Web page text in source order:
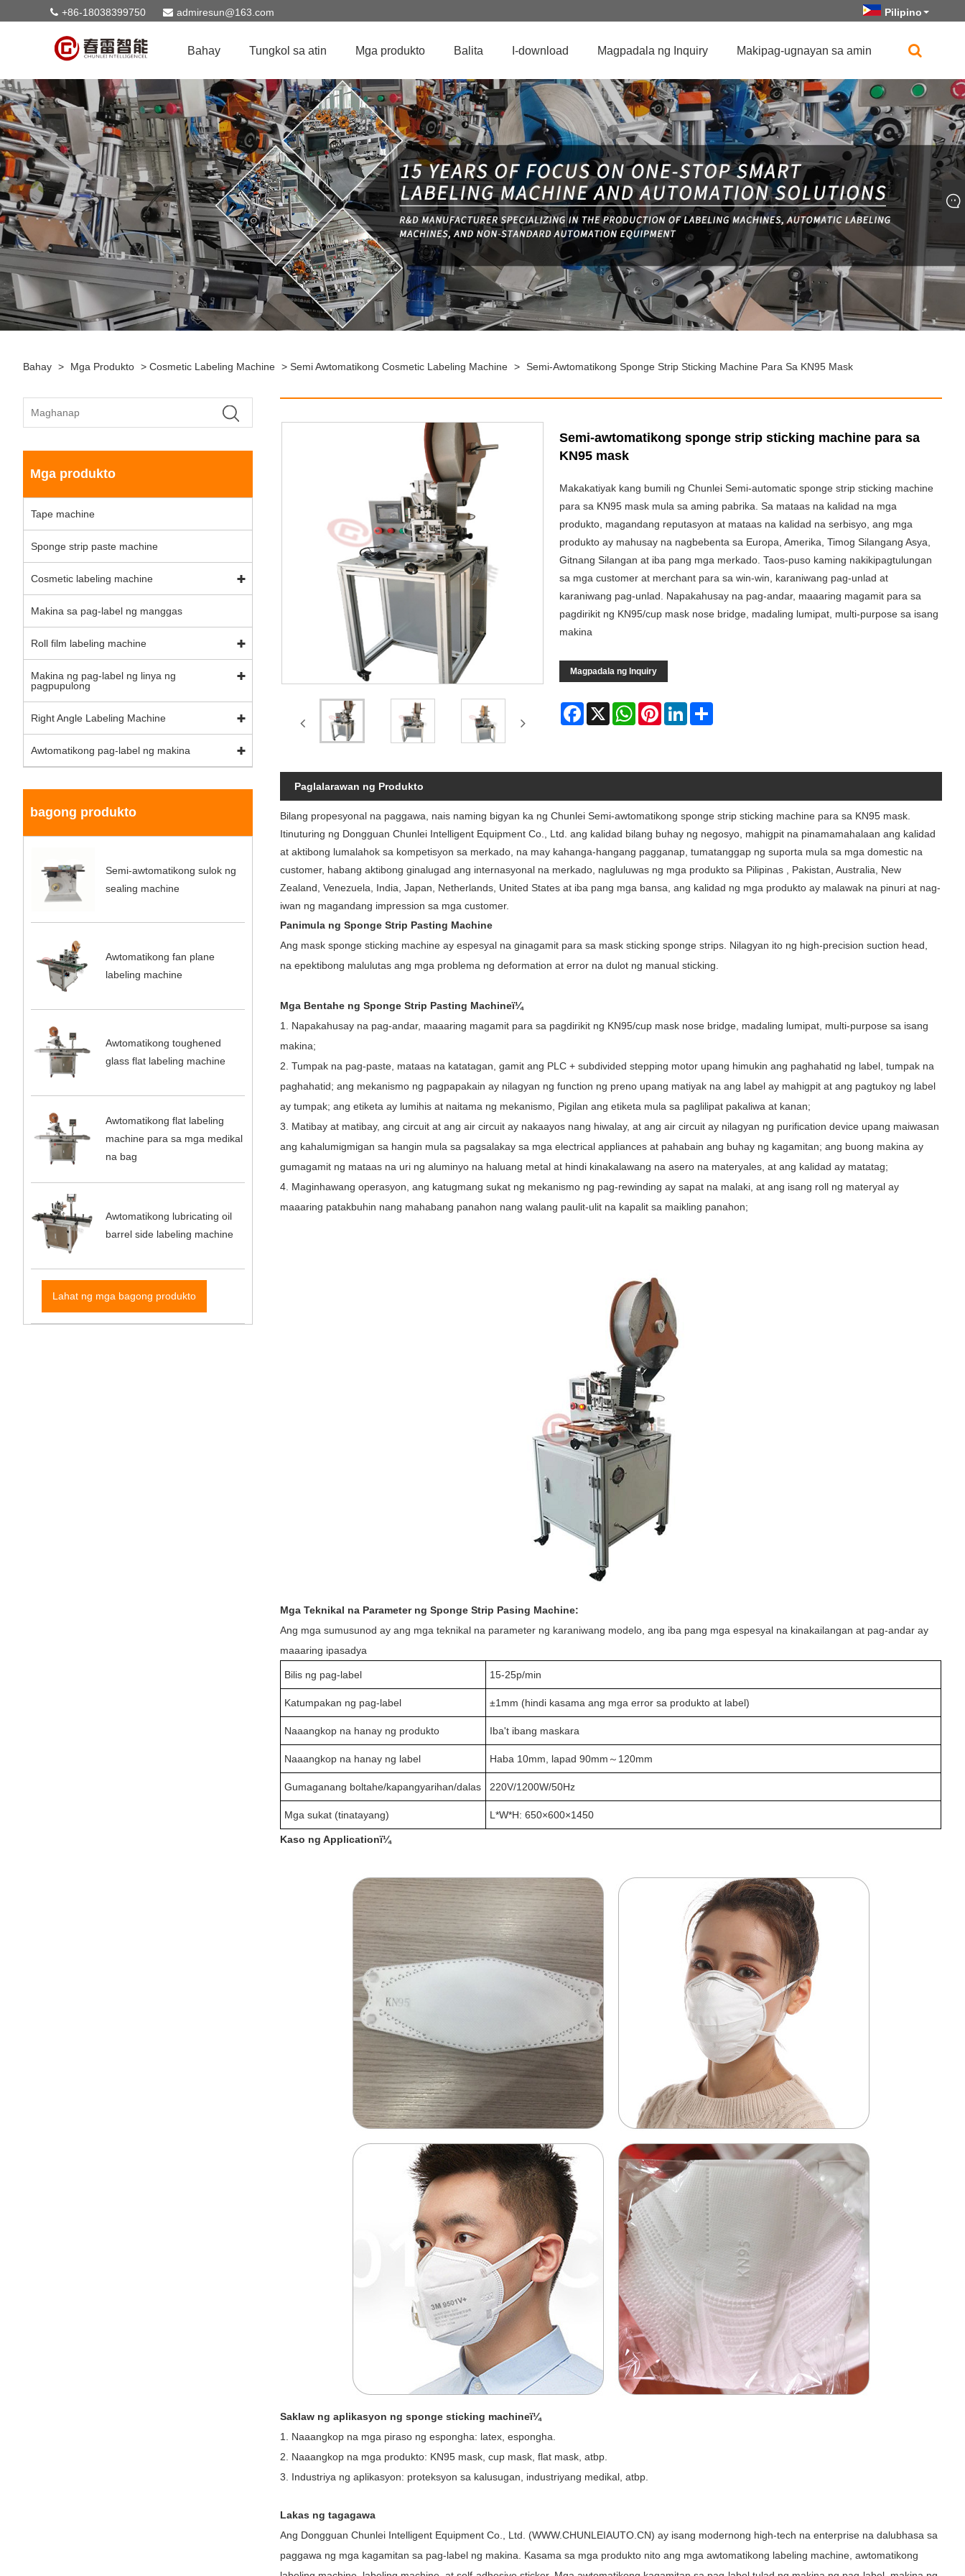
+86-18038399750 admiresun@163.com Pilipino
Bahay Tungkol sa atin Mga produkto Balita I-download Magpadala ng Inquiry Makipag-ugnayan sa amin
Bahay > Mga Produkto > Cosmetic Labeling Machine > Semi Awtomatikong Cosmetic Labeling Machine > Semi-Awtomatikong Sponge Strip Sticking Machine Para Sa KN95 Mask
Mga produkto
Tape machine
Sponge strip paste machine
Cosmetic labeling machine
Makina sa pag-label ng manggas
Roll film labeling machine
Makina ng pag-label ng linya ng
pagpupulong
Right Angle Labeling Machine
Awtomatikong pag-label ng makina
bagong produkto
Semi-awtomatikong sulok ng
sealing machine
Awtomatikong fan plane
labeling machine
Awtomatikong toughened
glass flat labeling machine
Awtomatikong flat labeling
machine para sa mga medikal
na bag
Awtomatikong lubricating oil
barrel side labeling machine
Lahat ng mga bagong produkto
Semi-awtomatikong sponge strip sticking machine para sa
KN95 mask
Makakatiyak kang bumili ng Chunlei Semi-automatic sponge strip sticking machine
para sa KN95 mask mula sa aming pabrika. Sa mataas na kalidad na mga
produkto, magandang reputasyon at mataas na kalidad na serbisyo, ang mga
produkto ay mahusay na nagbebenta sa Europa, Amerika, Timog Silangang Asya,
Gitnang Silangan at iba pang mga merkado. Taos-puso kaming nakikipagtulungan
sa mga customer at merchant para sa win-win, karaniwang pag-unlad at
karaniwang pag-unlad. Napakahusay na pag-andar, maaaring magamit para sa
pagdirikit ng KN95/cup mask nose bridge, madaling lumipat, multi-purpose sa isang
makina
Magpadala ng Inquiry
Facebook
X WhatsAppPinterestLinkedIn
Paglalarawan ng Produkto
Bilang propesyonal na paggawa, nais naming bigyan ka ng Chunlei Semi-awtomatikong sponge strip sticking machine para sa KN95 mask.
Itinuturing ng Dongguan Chunlei Intelligent Equipment Co., Ltd. ang kalidad bilang buhay ng negosyo, mahigpit na pinamamahalaan ang kalidad
at aktibong lumalahok sa kompetisyon sa merkado, na may kahanga-hangang pagganap, tumatanggap ng suporta mula sa mga domestic na
customer, habang aktibong ginalugad ang internasyonal na merkado, nagluluwas ng mga produkto sa Pilipinas , Pakistan, Australia, New
Zealand, Venezuela, India, Japan, Netherlands, United States at iba pang mga bansa, ang kalidad ng mga produkto ay malawak na pinuri at nag-
iwan ng magandang impression sa mga customer.
Panimula ng Sponge Strip Pasting Machine
Ang mask sponge sticking machine ay espesyal na ginagamit para sa mask sticking sponge strips. Nilagyan ito ng high-precision suction head,
na epektibong malulutas ang mga problema ng deformation at error na dulot ng manual sticking.
Mga Bentahe ng Sponge Strip Pasting Machineï¼
1. Napakahusay na pag-andar, maaaring magamit para sa pagdirikit ng KN95/cup mask nose bridge, madaling lumipat, multi-purpose sa isang
makina;
2. Tumpak na pag-paste, mataas na katatagan, gamit ang PLC + subdivided stepping motor upang himukin ang paghahatid ng label, tumpak na
paghahatid; ang mekanismo ng pagpapakain ay nilagyan ng function ng preno upang matiyak na ang label ay mahigpit at ang pagtukoy ng label
ay tumpak; ang etiketa ay lumihis at naitama ng mekanismo, Pigilan ang etiketa mula sa paglilipat pakaliwa at kanan;
3. Matibay at matibay, ang circuit at ang air circuit ay nakaayos nang hiwalay, at ang air circuit ay nilagyan ng purification device upang maiwasan
ang kahalumigmigan sa hangin mula sa pagsalakay sa mga electrical appliances at pahabain ang buhay ng kagamitan; ang buong makina ay
gumagamit ng mataas na uri ng aluminyo na haluang metal at hindi kinakalawang na asero na materyales, at ang kalidad ay matatag;
4. Maginhawang operasyon, ang katugmang sukat ng mekanismo ng pag-rewinding ay sapat na malaki, at ang isang roll ng materyal ay
maaaring patakbuhin nang mahabang panahon nang walang paulit-ulit na kapalit sa maikling panahon;
Mga Teknikal na Parameter ng Sponge Strip Pasing Machine:
Ang mga sumusunod ay ang mga teknikal na parameter ng karaniwang modelo, ang iba pang mga espesyal na kinakailangan at pag-andar ay
maaaring ipasadya
Bilis ng pag-label 15-25p/min
Katumpakan ng pag-label ±1mm (hindi kasama ang mga error sa produkto at label)
Naaangkop na hanay ng produkto Iba't ibang maskara
Naaangkop na hanay ng label Haba 10mm, lapad 90mm ～ 120mm
Gumaganang boltahe/kapangyarihan/dalas 220V/1200W/50Hz
Mga sukat (tinatayang) L*W*H: 650×600×1450
Kaso ng Applicationï¼
Saklaw ng aplikasyon ng sponge sticking machineï¼
1. Naaangkop na mga piraso ng espongha: latex, espongha.
2. Naaangkop na mga produkto: KN95 mask, cup mask, flat mask, atbp.
3. Industriya ng aplikasyon: proteksyon sa kalusugan, industriyang medikal, atbp.
Lakas ng tagagawa
Ang Dongguan Chunlei Intelligent Equipment Co., Ltd. (WWW.CHUNLEIAUTO.CN) ay isang modernong high-tech na enterprise na dalubhasa sa
paggawa ng mga kagamitan sa pag-label ng makina. Kasama sa mga produkto nito ang mga awtomatikong labeling machine, awtomatikong